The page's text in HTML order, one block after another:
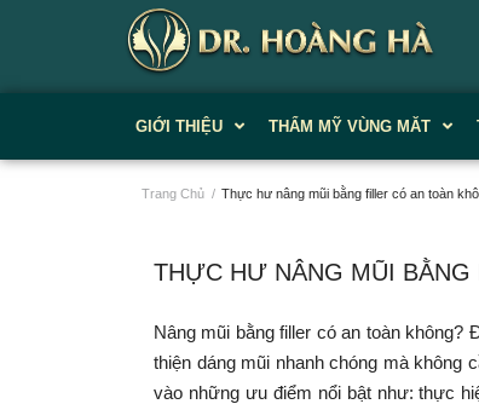
GIỚI THIỆU THẨM MỸ VÙNG MĂT
Trang Chủ / Thực hư nâng mũi bằng filler có an toàn
THỰC HƯ NÂNG MŨI BẰNG
Nâng mũi bằng filler có an toàn
thiện dáng mũi nhanh chóng mà không
vào những ưu điểm nổi bật như: thực